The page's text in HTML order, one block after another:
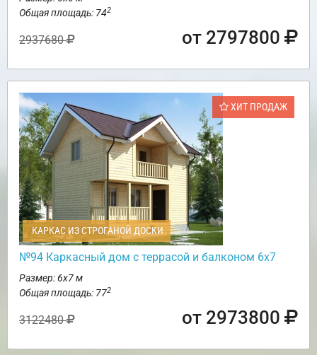
Общая площадь: 742
2937680 от 2797800
ХИТ ПРОДАЖ
КАРКАС ИЗ СТРОГАНОЙ ДОСКИ
№94 Каркасный дом с террасой и балконом 6х7
Размер: 6х7 м
Общая площадь: 772
3122480 от 2973800